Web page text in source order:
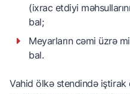
(ixrac etdiyi
bal;
Meyarların cəmi üzrə
bal.
Vahid ölkə stendində iştirak